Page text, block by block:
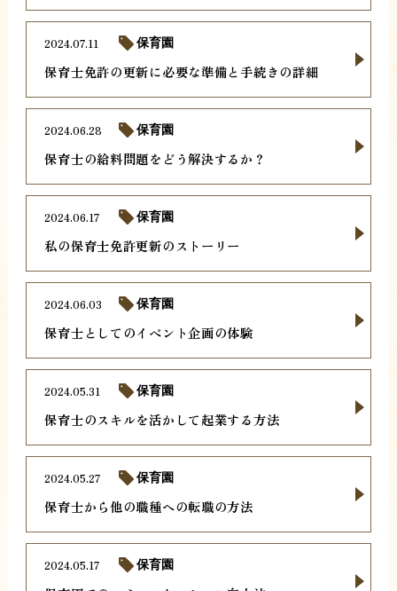
保育士免許の更新に必要な準備と手続きの詳細
2024.07.11 保育園
保育士の給料問題をどう解決するか？
2024.06.28 保育園
私の保育士免許更新のストーリー
2024.06.17 保育園
保育士としてのイベント企画の体験
2024.06.03 保育園
保育士のスキルを活かして起業する方法
2024.05.31 保育園
保育士から他の職種への転職の方法
2024.05.27 保育園
2024.05.17 保育園